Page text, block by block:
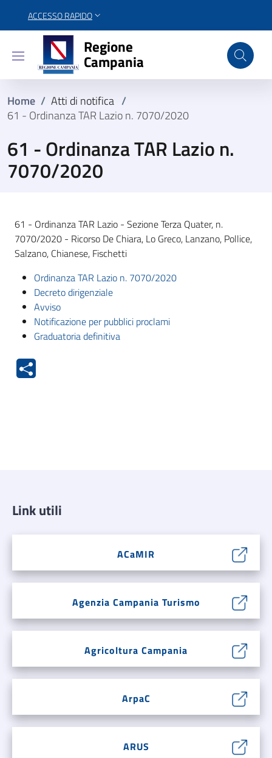
ACCESSO RAPIDO
Regione Campania
Regione
Campania
Home / Atti di notifica /
61 - Ordinanza TAR Lazio n. 7070/2020
61 - Ordinanza TAR Lazio n.
7070/2020
61 - Ordinanza TAR Lazio - Sezione Terza Quater, n.
7070/2020 - Ricorso De Chiara, Lo Greco, Lanzano, Pollice,
Salzano, Chianese, Fischetti
Ordinanza TAR Lazio n. 7070/2020
Decreto dirigenziale
Avviso
Notificazione per pubblici proclami
Graduatoria definitiva
Link utili
ACaMIR
Agenzia Campania Turismo
Agricoltura Campania
ArpaC
ARUS